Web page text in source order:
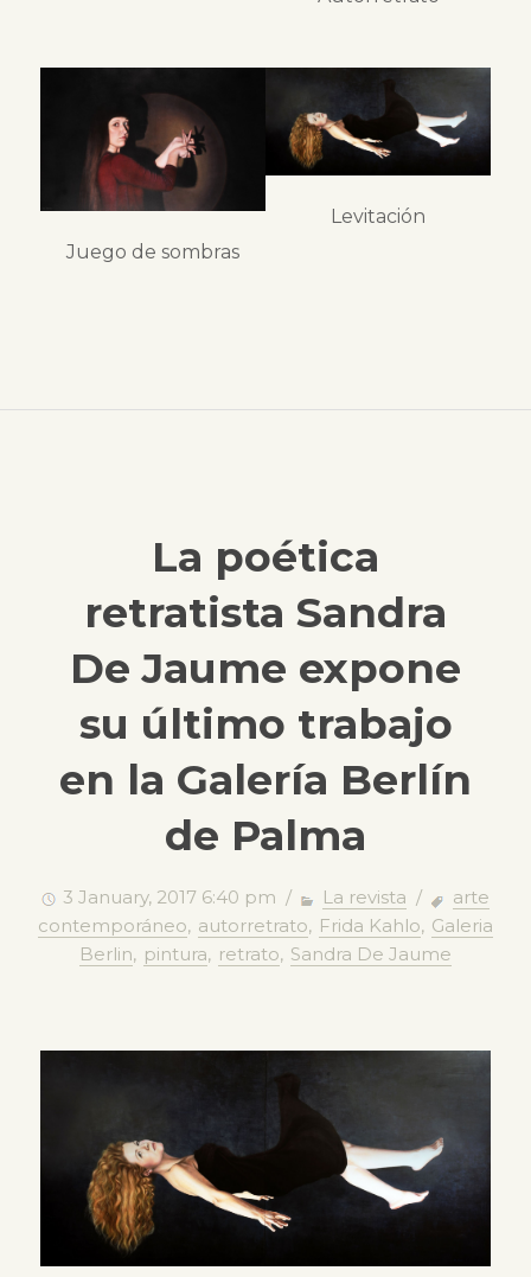
Juego de sombras
Levitación
La poética
retratista Sandra
De Jaume expone
su último trabajo
en la Galería Berlín
de Palma
3 January, 2017 6:40 pm / La revista /
arte
contemporáneo, autorretrato, Frida Kahlo, Galeria
Berlin, pintura, retrato, Sandra De Jaume